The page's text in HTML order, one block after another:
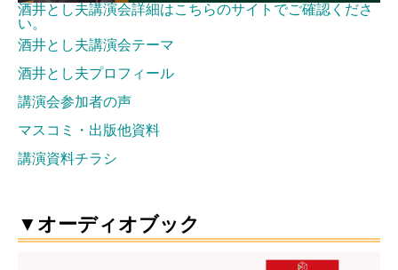
酒井とし夫講演会詳細はこちらのサイトでご確認くださ
い。
酒井とし夫講演会テーマ
酒井とし夫プロフィール
講演会参加者の声
マスコミ・出版他資料
講演資料チラシ
▼オーディオブック